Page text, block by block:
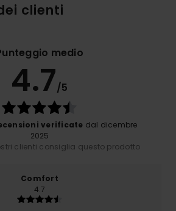
clienti
medio
4.7/5
verificate dal dicembre
2025
clienti consiglia questo prodotto
Comfort
4.7